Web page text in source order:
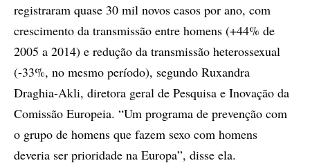
registraram quase 30 mil novos casos por ano, com
crescimento da transmissão entre homens (+44% de
2005 a 2014) e redução da transmissão heterossexual
(-33%, no mesmo período), segundo Ruxandra
Draghia-Akli, diretora geral de Pesquisa e Inovação da
Comissão Europeia. “Um programa de prevenção com
o grupo de homens que fazem sexo com homens
deveria ser prioridade na Europa”, disse ela.